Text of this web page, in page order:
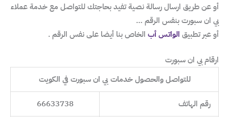
أو عن طريق ارسال رسالة نصية تفيد بحاجتك للتواصل مع خدمة عملاء
بي ان سبورت بنفس الرقم …
أو عبر تطبيق الواتس أب الخاص بنا أيضا على نفس الرقم .
ارقام بي ان سبورت
للتواصل والحصول خدمات بي ان سبورت في الكويت
رقم الهاتف 66633738